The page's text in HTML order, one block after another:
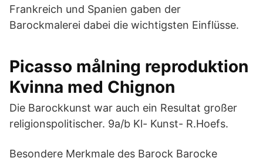
Frankreich und Spanien gaben der
Barockmalerei dabei die wichtigsten Einflüsse.
Picasso målning reproduktion
Kvinna med Chignon
Die Barockkunst war auch ein Resultat großer
religionspolitischer. 9a/b Kl- Kunst- R.Hoefs.
Besondere Merkmale des Barock Barocke